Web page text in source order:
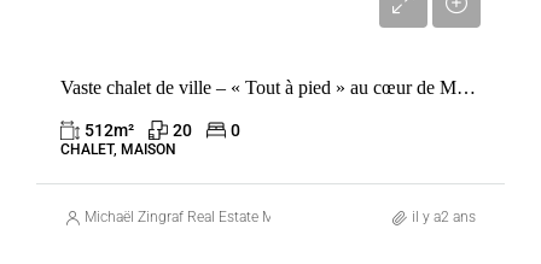
Vaste chalet de ville – « Tout à pied » au cœur de Megève – À transformer selon vos goûts
512m² 20 0
CHALET, MAISON
Michaël Zingraf Real Estate Megève il y a2 ans